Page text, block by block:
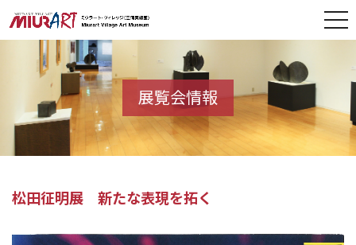
展覧会情報
松田征明展 新たな表現を拓く